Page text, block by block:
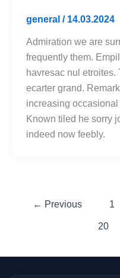
general / 14.03.2024
Admiration we are
frequently them.
havresac nul etroites.
ecarter grand.
increasing
Known tiled he sorry
indeed now feebly.
← Previous 1
20